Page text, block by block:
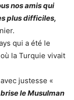
nos amis qui
plus difficiles,
qui a été le
la Turquie vivait
justesse «
le Musulman